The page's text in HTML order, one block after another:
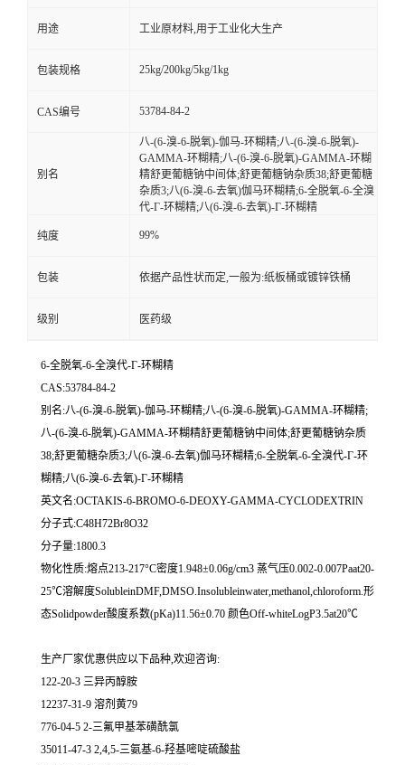
用途 工业原材料,用于工业化大生产
包装规格 25kg/200kg/5kg/1kg
CAS编号 53784-84-2
别名
八-(6-溴-6-脱氧)-伽马-环糊精;八-(6-溴-6-脱氧)-
GAMMA-环糊精;八-(6-溴-6-脱氧)-GAMMA-环糊
精舒更葡糖钠中间体;舒更葡糖钠杂质38;舒更葡糖
杂质3;八(6-溴-6-去氧)伽马环糊精;6-全脱氧-6-全溴
代-Γ-环糊精;八(6-溴-6-去氧)-Γ-环糊精
纯度 99%
包装 依据产品性状而定,一般为:纸板桶或镀锌铁桶
级别 医药级
6-全脱氧-6-全溴代-Γ-环糊精
CAS:53784-84-2
别名:八-(6-溴-6-脱氧)-伽马-环糊精;八-(6-溴-6-脱氧)-GAMMA-环糊精;
八-(6-溴-6-脱氧)-GAMMA-环糊精舒更葡糖钠中间体;舒更葡糖钠杂质
38;舒更葡糖杂质3;八(6-溴-6-去氧)伽马环糊精;6-全脱氧-6-全溴代-Γ-环
糊精;八(6-溴-6-去氧)-Γ-环糊精
英文名:OCTAKIS-6-BROMO-6-DEOXY-GAMMA-CYCLODEXTRIN
分子式:C48H72Br8O32
分子量:1800.3
物化性质:熔点213-217°C密度1.948±0.06g/cm3 蒸气压0.002-0.007Paat20-
25℃溶解度SolubleinDMF,DMSO.Insolubleinwater,methanol,chloroform.形
态Solidpowder酸度系数(pKa)11.56±0.70 颜色Off-whiteLogP3.5at20℃
生产厂家优惠供应以下品种,欢迎咨询:
122-20-3 三异丙醇胺
12237-31-9 溶剂黄79
776-04-5 2-三氟甲基苯磺酰氯
35011-47-3 2,4,5-三氨基-6-羟基嘧啶硫酸盐